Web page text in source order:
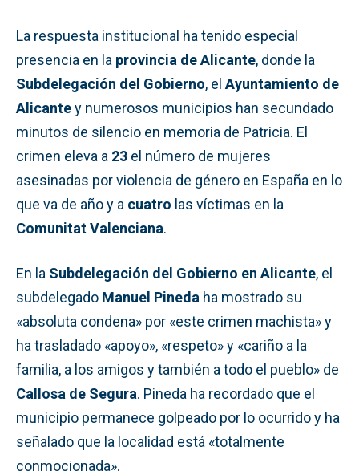
La respuesta institucional ha tenido especial
presencia en la provincia de Alicante, donde la
Subdelegación del Gobierno, el Ayuntamiento de
Alicantey numerosos municipios han secundado
minutos de silencio en memoria de Patricia. El
crimen eleva a 23 el número de mujeres
asesinadas por violencia de género en España en lo
que va de año y a cuatro las víctimas en la
Comunitat Valenciana.
En la Subdelegación del Gobierno en Alicante, el
subdelegado Manuel Pineda ha mostrado su
«absoluta condena» por «este crimen machista» y
ha trasladado «apoyo», «respeto» y «cariño a la
familia, a los amigos y también a todo el pueblo» de
Callosa de Segura. Pineda ha recordado que el
municipio permanece golpeado por lo ocurrido y ha
señalado que la localidad está «totalmente
conmocionada».